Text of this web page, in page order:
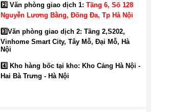
2️⃣ Văn phòng giao dịch 1: Tầng 6, Số 128
Nguyễn Lương Bằng, Đống Đa, Tp Hà Nội
3️⃣Văn phòng giao dịch 2: Tầng 2,S202,
Vinhome Smart City, Tây Mỗ, Đại Mỗ, Hà
Nội
4️⃣ Kho hàng bốc tại kho: Kho Cảng Hà Nội -
Hai Bà Trưng - Hà Nội